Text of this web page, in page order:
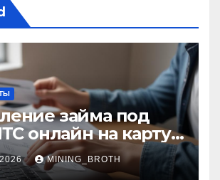
займа под
онлайн на карту
в офис: порядок,
и документы
MINING_BROTH